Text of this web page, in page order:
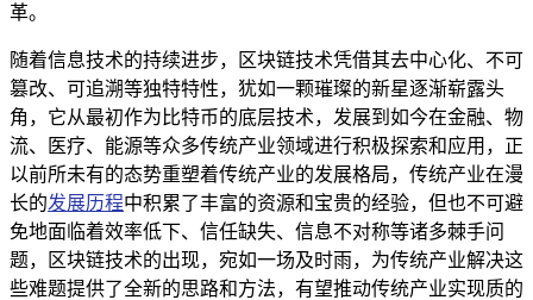
革。
随着信息技术的持续进步，区块链技术凭借其去中心化、不可
篡改、可追溯等独特特性，犹如一颗璀璨的新星逐渐崭露头
角，它从最初作为比特币的底层技术，发展到如今在金融、物
流、医疗、能源等众多传统产业领域进行积极探索和应用，正
以前所未有的态势重塑着传统产业的发展格局，传统产业在漫
长的发展历程中积累了丰富的资源和宝贵的经验，但也不可避
免地面临着效率低下、信任缺失、信息不对称等诸多棘手问
题，区块链技术的出现，宛如一场及时雨，为传统产业解决这
些难题提供了全新的思路和方法，有望推动传统产业实现质的